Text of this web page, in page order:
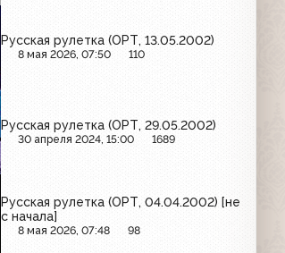
Русская рулетка (ОРТ, 13.05.2002)
8 мая 2026, 07:50 110
Русская рулетка (ОРТ, 29.05.2002)
30 апреля 2024, 15:00 1689
Русская рулетка (ОРТ, 04.04.2002) [не
с начала]
8 мая 2026, 07:48 98